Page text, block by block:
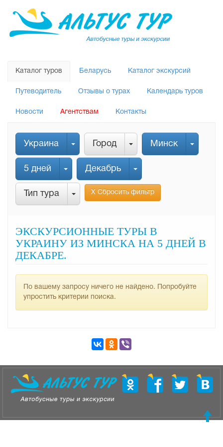
Каталог туров Беларусь Каталог экскурсий
Путеводитель Отзывы о турах Календарь туров
Новости Агентствам Контакты
Украина Город Минск
5 дней Декабрь
Тип тура Х Сбросить фильтр
ЭКСКУРСИОННЫЕ ТУРЫ В
УКРАИНУ ИЗ МИНСКА НА 5 ДНЕЙ В
ДЕКАБРЕ.
По вашему запросу ничего не найдено. Попробуйте
упростить критерии поиска.